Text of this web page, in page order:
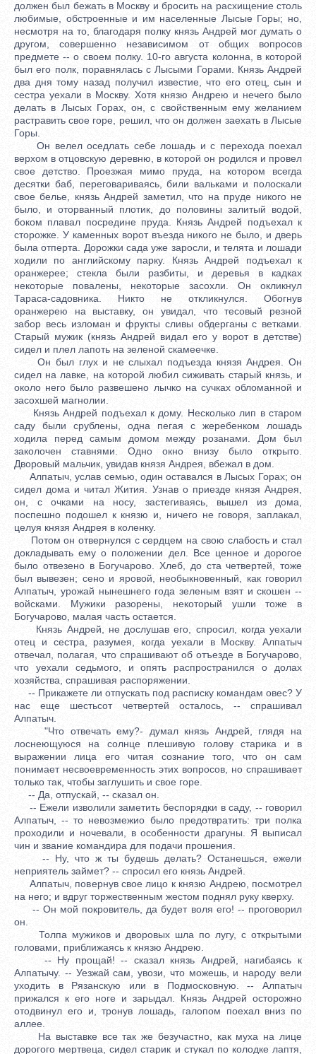
должен был бежать в Москву и бросить на расхищение столь
любимые, обстроенные и им населенные Лысые Горы; но,
несмотря на то, благодаря полку князь Андрей мог думать о
другом, совершенно независимом от общих вопросов
предмете -- о своем полку. 10-го августа колонна, в которой
был его полк, поравнялась с Лысыми Горами. Князь Андрей
два дня тому назад получил известие, что его отец, сын и
сестра уехали в Москву. Хотя князю Андрею и нечего было
делать в Лысых Горах, он, с свойственным ему желанием
растравить свое горе, решил, что он должен заехать в Лысые
Горы.
Он велел оседлать себе лошадь и с перехода поехал
верхом в отцовскую деревню, в которой он родился и провел
свое детство. Проезжая мимо пруда, на котором всегда
десятки баб, переговариваясь, били вальками и полоскали
свое белье, князь Андрей заметил, что на пруде никого не
было, и оторванный плотик, до половины залитый водой,
боком плавал посредине пруда. Князь Андрей подъехал к
сторожке. У каменных ворот въезда никого не было, и дверь
была отперта. Дорожки сада уже заросли, и телята и лошади
ходили по английскому парку. Князь Андрей подъехал к
оранжерее; стекла были разбиты, и деревья в кадках
некоторые повалены, некоторые засохли. Он окликнул
Тараса-садовника. Никто не откликнулся. Обогнув
оранжерею на выставку, он увидал, что тесовый резной
забор весь изломан и фрукты сливы обдерганы с ветками.
Старый мужик (князь Андрей видал его у ворот в детстве)
сидел и плел лапоть на зеленой скамеечке.
Он был глух и не слыхал подъезда князя Андрея. Он
сидел на лавке, на которой любил сиживать старый князь, и
около него было развешено лычко на сучках обломанной и
засохшей магнолии.
Князь Андрей подъехал к дому. Несколько лип в старом
саду были срублены, одна пегая с жеребенком лошадь
ходила перед самым домом между розанами. Дом был
заколочен ставнями. Одно окно внизу было открыто.
Дворовый мальчик, увидав князя Андрея, вбежал в дом.
Алпатыч, услав семью, один оставался в Лысых Горах; он
сидел дома и читал Жития. Узнав о приезде князя Андрея,
он, с очками на носу, застегиваясь, вышел из дома,
поспешно подошел к князю и, ничего не говоря, заплакал,
целуя князя Андрея в коленку.
Потом он отвернулся с сердцем на свою слабость и стал
докладывать ему о положении дел. Все ценное и дорогое
было отвезено в Богучарово. Хлеб, до ста четвертей, тоже
был вывезен; сено и яровой, необыкновенный, как говорил
Алпатыч, урожай нынешнего года зеленым взят и скошен --
войсками. Мужики разорены, некоторый ушли тоже в
Богучарово, малая часть остается.
Князь Андрей, не дослушав его, спросил, когда уехали
отец и сестра, разумея, когда уехали в Москву. Алпатыч
отвечал, полагая, что спрашивают об отъезде в Богучарово,
что уехали седьмого, и опять распространился о долах
хозяйства, спрашивая распоряжении.
-- Прикажете ли отпускать под расписку командам овес? У
нас еще шестьсот четвертей осталось, -- спрашивал
Алпатыч.
"Что отвечать ему?- думал князь Андрей, глядя на
лоснеющуюся на солнце плешивую голову старика и в
выражении лица его читая сознание того, что он сам
понимает несвоевременность этих вопросов, но спрашивает
только так, чтобы заглушить и свое горе.
-- Да, отпускай, -- сказал он.
-- Ежели изволили заметить беспорядки в саду, -- говорил
Алпатыч, -- то невозмежио было предотвратить: три полка
проходили и ночевали, в особенности драгуны. Я выписал
чин и звание командира для подачи прошения.
-- Ну, что ж ты будешь делать? Останешься, ежели
неприятель займет? -- спросил его князь Андрей.
Алпатыч, повернув свое лицо к князю Андрею, посмотрел
на него; и вдруг торжественным жестом поднял руку кверху.
-- Он мой покровитель, да будет воля его! -- проговорил
он.
Толпа мужиков и дворовых шла по лугу, с открытыми
головами, приближаясь к князю Андрею.
-- Ну прощай! -- сказал князь Андрей, нагибаясь к
Алпатычу. -- Уезжай сам, увози, что можешь, и народу вели
уходить в Рязанскую или в Подмосковную. -- Алпатыч
прижался к его ноге и зарыдал. Князь Андрей осторожно
отодвинул его и, тронув лошадь, галопом поехал вниз по
аллее.
На выставке все так же безучастно, как муха на лице
дорогого мертвеца, сидел старик и стукал по колодке лаптя,